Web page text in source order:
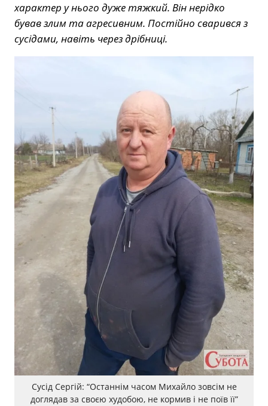
характер у нього дуже тяжкий. Він нерідко
бував злим та агресивним. Постійно сварився з
сусідами, навіть через дрібниці.
Сусід Сергій: “Останнім часом Михайло зовсім не
доглядав за своєю худобою, не кормив і не поїв її”